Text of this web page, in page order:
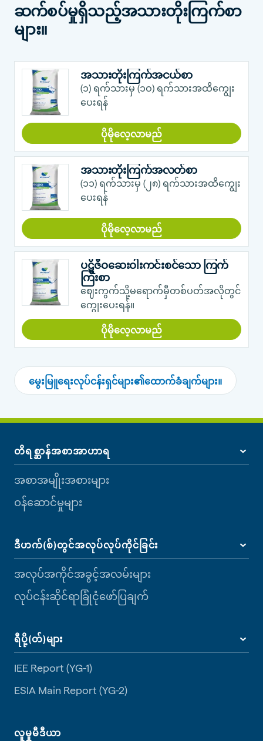
ဆက်စပ်မှုရှိသည့်အသားတိုးကြက်စာ
များ။
အသားတိုးကြက်အငယ်စာ
(၁) ရက်သားမှ (၁ဝ) ရက်သားအထိကျွေး
ပေးရန်
ပိုမိုလေ့လာမည်
အသားတိုးကြက်အလတ်စာ
(၁၁) ရက်သားမှ (၂၈) ရက်သားအထိကျွေး
ပေးရန်
ပိုမိုလေ့လာမည်
ပဋိဇီဝဆေးဝါးကင်းစင်သော ကြက်
ကြီးစာ
ဈေးကွက်သို့မရောက်မှီတစ်ပတ်အလိုတွင်
ကျွေးပေးရန်။
ပိုမိုလေ့လာမည်
မွေးမြူရေးလုပ်ငန်းရှင်များ၏ထောက်ခံချက်များ။
တိရစ္ဆာန်အစာအာဟာရ
အစာအမျိုးအစားများ
ဝန်ဆောင်မှုများ
ဒီဟက်(စ်)တွင်အလုပ်လုပ်ကိုင်ခြင်း
အလုပ်အကိုင်အခွင့်အလမ်းများ
လုပ်ငန်းဆိုင်ရာခြုံငုံဖော်ပြချက်
ရီပို့(တ်)များ
IEE Report (YG-1)
ESIA Main Report (YG-2)
လူမှုမီဒီယာ